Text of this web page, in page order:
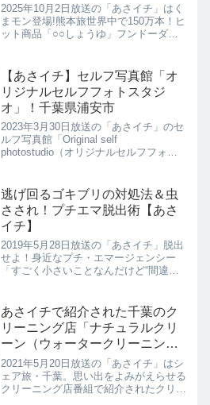
2025年10月2日放送の「あさイチ」はく
まモン登場!熊本旅世界中で150万本！ヒ
ット商品「○○しょうゆ」フンドーダイ
【あさイチ】セルフ写真館「オ
リジナルセルフフォトスタジ
オ」！千葉県浦安市
2023年3月30日放送の「あさイチ」のセ
ルフ写真館「Original self
photostudio（オリジナルセルフフォト
逃げ回るゴキブリの対処法＆虫
さされ！プチエマ脱出術【あさ
イチ】
2019年5月28日放送の「あさイチ」脱出
せよ！身近なプチ・エマージェンシー
「すごく小さいことなんだけど“間違い
その中の逃げ回るゴキブリの対処法＆外
出先の虫さされの対処...
あさイチで紹介された千葉のク
リーニング店「ナチュラルクリ
ーン（ウォータークリーニング
君津本店）」の依頼方法
2021年5月20日放送の「あさイチ」はシ
ェア旅・千葉。思い出をよみがえらせる
クリーニング店番組で紹介されたクリー